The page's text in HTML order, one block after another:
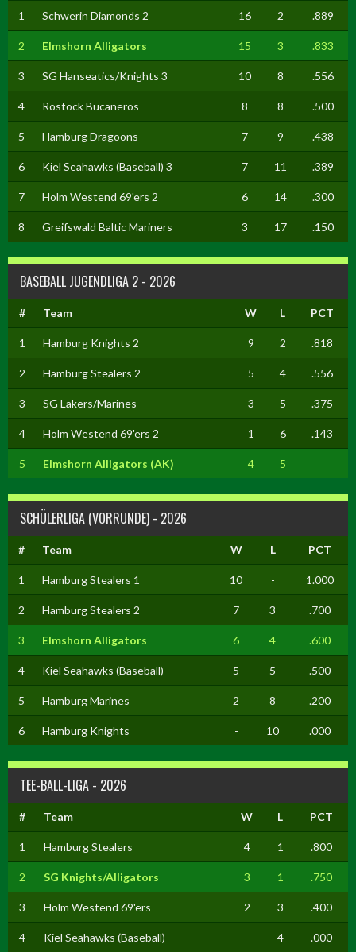
1 Schwerin Diamonds 2 16 2 .889
2 Elmshorn Alligators 15 3 .833
3 SG Hanseatics/Knights 3 10 8 .556
4 Rostock Bucaneros 8 8 .500
5 Hamburg Dragoons 7 9 .438
6 Kiel Seahawks (Baseball) 3 7 11 .389
7 Holm Westend 69'ers 2 6 14 .300
8 Greifswald Baltic Mariners 3 17 .150
BASEBALL JUGENDLIGA 2 - 2026
# Team W L PCT
1 Hamburg Knights 2 9 2 .818
2 Hamburg Stealers 2 5 4 .556
3 SG Lakers/Marines 3 5 .375
4 Holm Westend 69'ers 2 1 6 .143
5 Elmshorn Alligators (AK) 4 5
SCHÜLERLIGA (VORRUNDE) - 2026
# Team W L PCT
1 Hamburg Stealers 1 10 - 1.000
2 Hamburg Stealers 2 7 3 .700
3 Elmshorn Alligators 6 4 .600
4 Kiel Seahawks (Baseball) 5 5 .500
5 Hamburg Marines 2 8 .200
6 Hamburg Knights - 10 .000
TEE-BALL-LIGA - 2026
# Team W L PCT
1 Hamburg Stealers 4 1 .800
2 SG Knights/Alligators 3 1 .750
3 Holm Westend 69'ers 2 3 .400
4 Kiel Seahawks (Baseball) - 4 .000